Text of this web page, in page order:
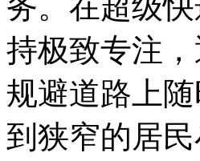
持极致专注
规避道路上
到狭窄的居